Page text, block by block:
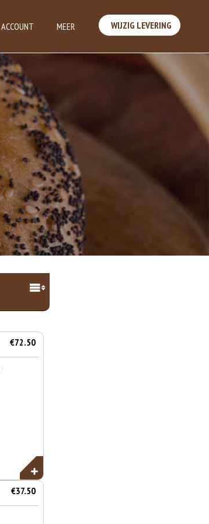
ACCOUNT MEER WIJZIG LEVERING
€72.50
€37.50